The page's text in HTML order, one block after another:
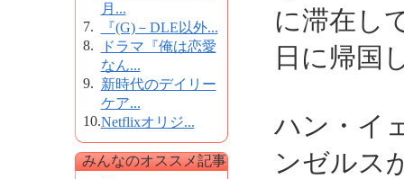
月...
7.
『(G)－DLE以外...
8.
ドラマ『俺は恋愛
なん...
9. 新時代のデイリー
ケア...
10.Netflixオリジ...
みんなのオススメ記事
に滞在し
日に帰国
ハン・イ
ンゼルス